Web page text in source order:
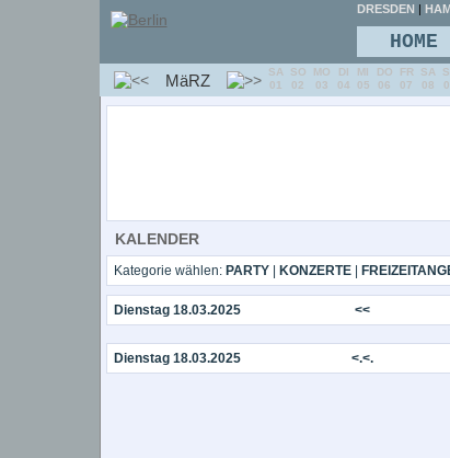
KALENDER
Kategorie wählen: PARTY| KONZERTE|
Dienstag 18.03.2025 <<
Dienstag 18.03.2025 <.<.
DRESDEN |
HOME
MäRZ
SA
01
SO
02
MO
03
DI
04
MI
05
DO
06
FR
07
SA
08